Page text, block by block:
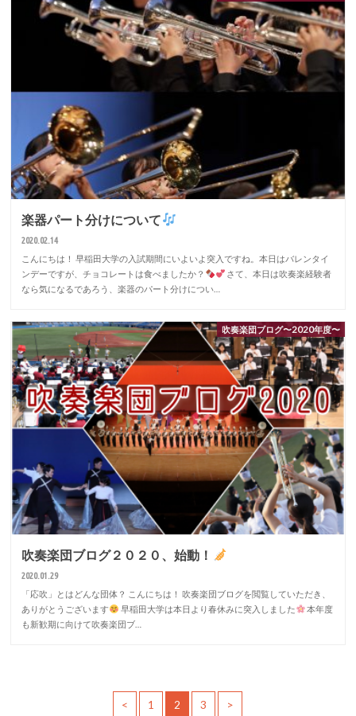
楽器パート分けについて
2020.02.14
こんにちは！ 早稲田大学の入試期間にいよいよ突入ですね。本日はバレンタイ
ンデーですが、チョコレートは食べましたか？
さて、本日は吹奏楽経験者
なら気になるであろう、楽器のパート分けについ…
吹奏楽団ブログ〜2020年度〜
吹奏楽団ブログ２０２０、始動！
2020.01.29
「応吹」とはどんな団体？ こんにちは！ 吹奏楽団ブログを閲覧していただき、
ありがとうございます
早稲田大学は本日より春休みに突入しました
本年度
も新歓期に向けて吹奏楽団ブ…
< 1 2 3 >